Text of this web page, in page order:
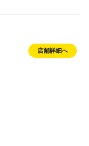
店舗詳細へ